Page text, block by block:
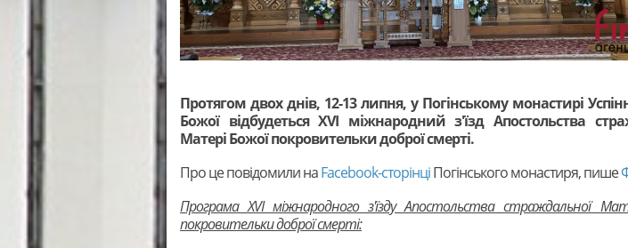
Протягом двох днів, 12-13 липня, у Погінському монастирі
Божої відбудеться XVI міжнародний з'їзд Апостольства
Матері Божої покровительки доброї смерті.
Про це повідомили наFacebook-сторінціПогінського монастиря, пише
Програма XVI міжнародного з'їзду Апостольства страждальної
покровительки доброї смерті: